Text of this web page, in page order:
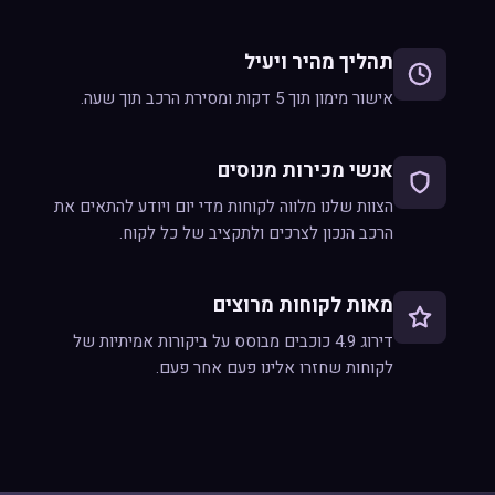
תהליך מהיר ויעיל
אישור מימון תוך 5 דקות ומסירת הרכב תוך שעה.
אנשי מכירות מנוסים
הצוות שלנו מלווה לקוחות מדי יום ויודע להתאים את
הרכב הנכון לצרכים ולתקציב של כל לקוח.
מאות לקוחות מרוצים
דירוג 4.9 כוכבים מבוסס על ביקורות אמיתיות של
לקוחות שחזרו אלינו פעם אחר פעם.